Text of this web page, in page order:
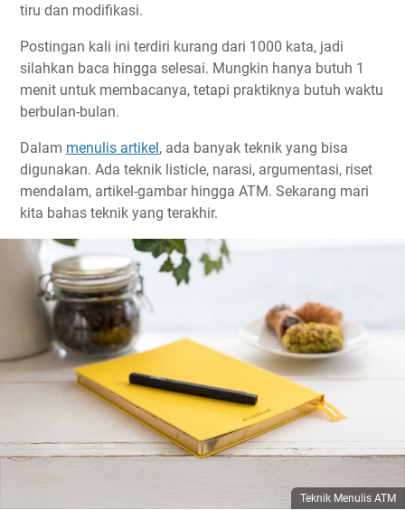
tiru dan modifikasi.
Postingan kali ini terdiri kurang dari 1000 kata, jadi
silahkan baca hingga selesai. Mungkin hanya butuh 1
menit untuk membacanya, tetapi praktiknya butuh waktu
berbulan-bulan.
Dalam menulis artikel, ada banyak teknik yang bisa
digunakan. Ada teknik listicle, narasi, argumentasi, riset
mendalam, artikel-gambar hingga ATM. Sekarang mari
kita bahas teknik yang terakhir.
Teknik Menulis ATM